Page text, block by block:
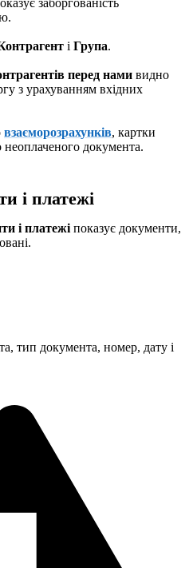
і Група.
перед нами видно
з урахуванням вхідних
взаєморозрахунків, картки
неоплаченого документа.
і платежі
і платежі показує документи,
тип документа, номер, дату і